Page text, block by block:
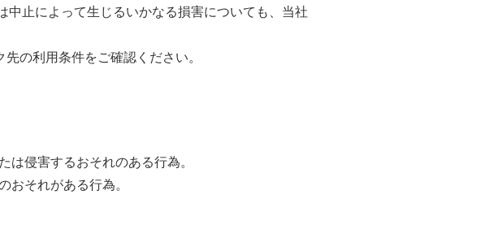
中止によって生じるいかなる損害についても、当社
の利用条件をご確認ください。
は侵害するおそれのある行為。
おそれがある行為。